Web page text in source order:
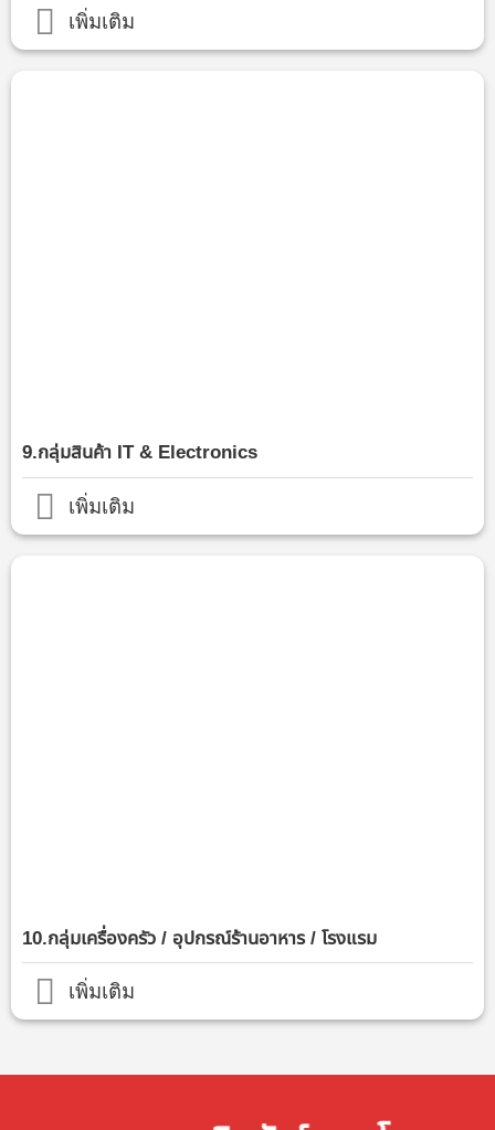
เพิ่มเติม
9.กลุ่มสินค้า IT & Electronics
เพิ่มเติม
10.กลุ่มเครื่องครัว / อุปกรณ์ร้านอาหาร / โรงแรม
เพิ่มเติม